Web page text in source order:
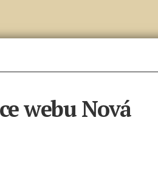
webu Nová